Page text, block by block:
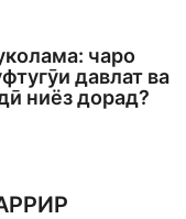
чаро
давлат ва
ниёз дорад?